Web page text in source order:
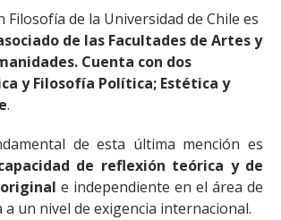
Filosofía de la Universidad de Chile es
de las Facultades de Artes y
Cuenta con dos
y Filosofía Política; Estética y
.
de esta última mención es
de reflexión teórica y de
e independiente en el área de
a un nivel de exigencia internacional.